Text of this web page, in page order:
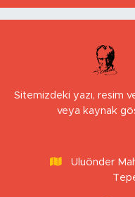
Sitemizdeki yazı, resim
veya kaynak
Uluönder